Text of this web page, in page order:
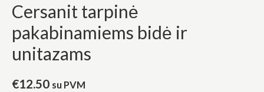
Cersanit tarpinė
pakabinamiems bidė ir
unitazams
€12.50 su PVM
ir
unitazams